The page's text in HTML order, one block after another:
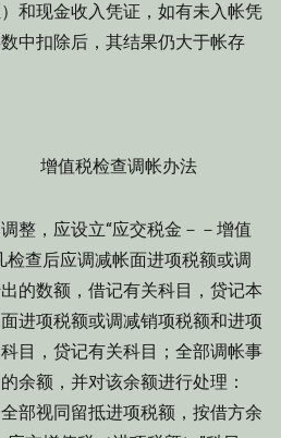
和现金收入凭证，如有未入帐凭
中扣除后，其结果仍大于帐存
调帐办法
，应设立“应交税金－－增值
检查后应调减帐面进项税额或调
的数额，借记有关科目，贷记本
进项税额或调减销项税额和进项
目，贷记有关科目；全部调帐事
余额，并对该余额进行处理：
视同留抵进项税额，按借方余